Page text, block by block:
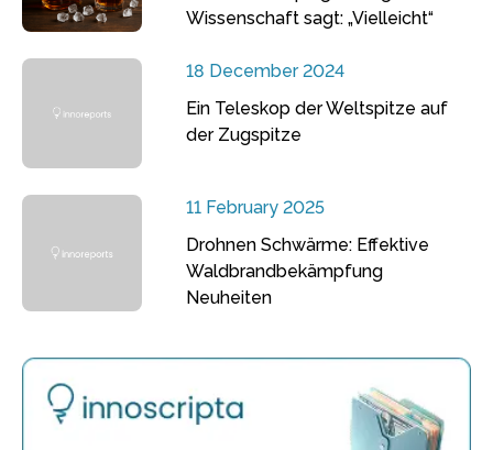
Wissenschaft sagt: „Vielleicht“
18 December 2024
Ein Teleskop der Weltspitze auf
der Zugspitze
11 February 2025
Drohnen Schwärme: Effektive
Waldbrandbekämpfung
Neuheiten